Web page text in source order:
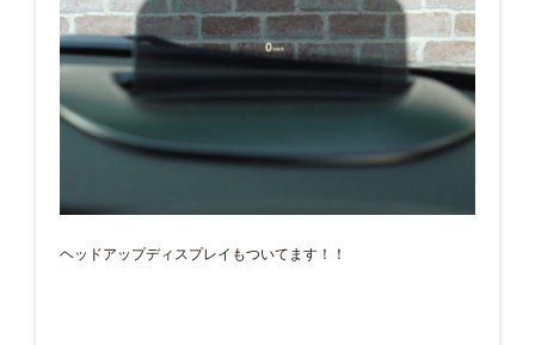
ヘッドアップディスプレイもついてます！！